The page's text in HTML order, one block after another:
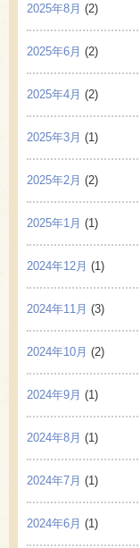
2025年8月 (2)
2025年6月 (2)
2025年4月 (2)
2025年3月 (1)
2025年2月 (2)
2025年1月 (1)
2024年12月 (1)
2024年11月 (3)
2024年10月 (2)
2024年9月 (1)
2024年8月 (1)
2024年7月 (1)
2024年6月 (1)